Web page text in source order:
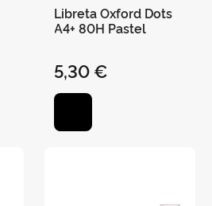
Libreta Oxford Dots
A4+ 80H Pastel
5,30 €